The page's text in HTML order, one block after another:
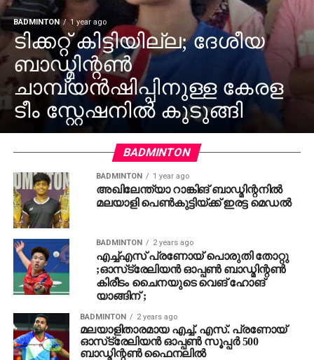
BADMINTON 1 year ago
ടിക്കറ്റ് കിട്ടിയില്ല; ദേശീയ
ബാഡ്മിന്റണ്‍
ചാമ്പ്യന്‍ഷിപ്പിനുള്ള കേരള
ടീം സ്റ്റേഷനിൽ കുടുങ്ങി
BADMINTON
BADMINTON 1 year ago
അഖിലേന്ത്യാ റാങ്കിങ് ബാഡ്മിന്റനില്‍
മലയാളി പെണ്‍കുട്ടിയ്ക്ക് ഇരട്ട മെഡല്‍
BADMINTON 2 years ago
എച്ച്എസ് പ്രണോയ് പൊരുതി തോറ്റു
;ഓസ്‌ട്രേലിയൻ ഓപ്പൺ ബാഡ്മിന്റൺ
കിരീടം ചൈനയുടെ വെങ് ഹോങ്
യാങ്ങിന് ;
BADMINTON 2 years ago
മലയാളിതാരമായ എച്ച്. എസ്. പ്രണോയ്
ഓസ്‌ട്രേലിയന്‍ ഓപ്പണ്‍ സൂപ്പര്‍ 500
ബാഡ്മിന്റണ്‍ ഫൈനലില്‍